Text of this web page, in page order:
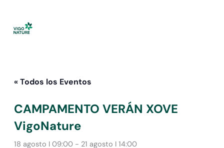
contenido
« Todos los Eventos
CAMPAMENTO VERÁN XOVE
VigoNature
18 agosto I 09:00- 21 agosto I 14:00